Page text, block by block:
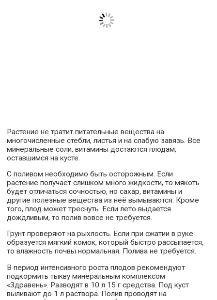
Растение не тратит питательные вещества на
многочисленные стебли, листья и на слабую завязь. Все
минеральные соли, витамины достаются плодам,
оставшимся на кусте.
С поливом необходимо быть осторожным. Если
растение получает слишком много жидкости, то мякоть
будет отличаться сочностью, но сахар, витамины и
другие полезные вещества из неё вымываются. Кроме
того, плод может треснуть. Если лето выдаётся
дождливым, то полив вовсе не требуется.
Грунт проверяют на рыхлость. Если при сжатии в руке
образуется мягкий комок, который быстро рассыпается,
то влажность почвы нормальная. Полива не требуется.
В период интенсивного роста плодов рекомендуют
подкормить тыкву минеральным комплексом
«Здравень». Разводят в 10 л 15 г средства. Под куст
выливают до 1 л раствора. Полив проводят на